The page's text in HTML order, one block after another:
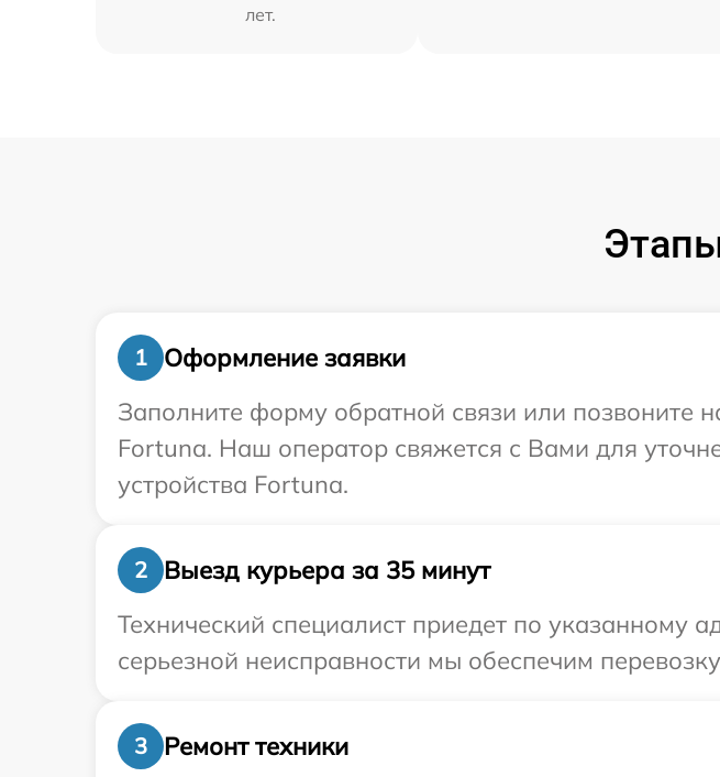
лет.
1
Оформление заявки
Заполните форму обратной связи или позвоните
Fortuna. Наш оператор свяжется с Вами для
устройства Fortuna.
2
Выезд курьера за 35 минут
Технический специалист приедет по указанному
серьезной неисправности мы обеспечим
3
Ремонт техники